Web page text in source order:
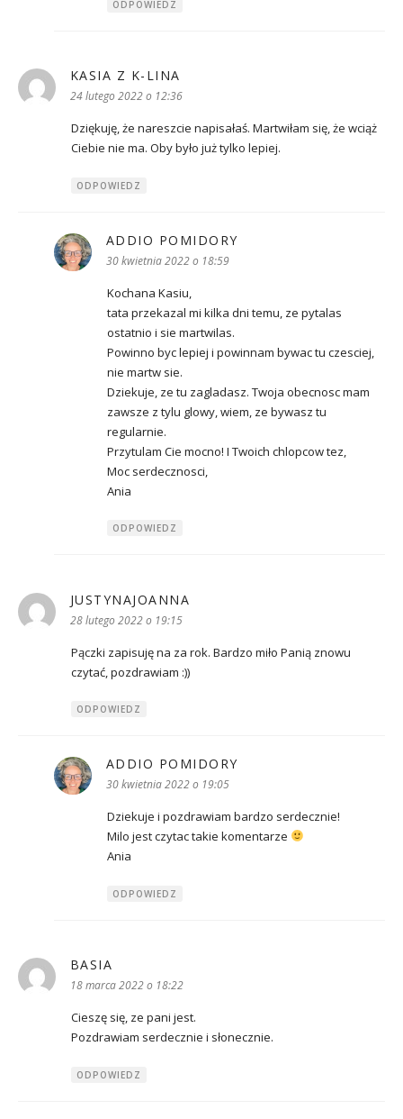
ODPOWIEDZ
KASIA Z K-LINA
24 lutego 2022 o 12:36
Dziękuję, że nareszcie napisałaś. Martwiłam się, że wciąż
Ciebie nie ma. Oby było już tylko lepiej.
ODPOWIEDZ
ADDIO POMIDORY
30 kwietnia 2022 o 18:59
Kochana Kasiu,
tata przekazal mi kilka dni temu, ze pytalas
ostatnio i sie martwilas.
Powinno byc lepiej i powinnam bywac tu czesciej,
nie martw sie.
Dziekuje, ze tu zagladasz. Twoja obecnosc mam
zawsze z tylu glowy, wiem, ze bywasz tu
regularnie.
Przytulam Cie mocno! I Twoich chlopcow tez,
Moc serdecznosci,
Ania
ODPOWIEDZ
JUSTYNAJOANNA
28 lutego 2022 o 19:15
Pączki zapisuję na za rok. Bardzo miło Panią znowu
czytać, pozdrawiam :))
ODPOWIEDZ
ADDIO POMIDORY
30 kwietnia 2022 o 19:05
Dziekuje i pozdrawiam bardzo serdecznie!
Milo jest czytac takie komentarze
Ania
ODPOWIEDZ
BASIA
18 marca 2022 o 18:22
Cieszę się, ze pani jest.
Pozdrawiam serdecznie i słonecznie.
ODPOWIEDZ